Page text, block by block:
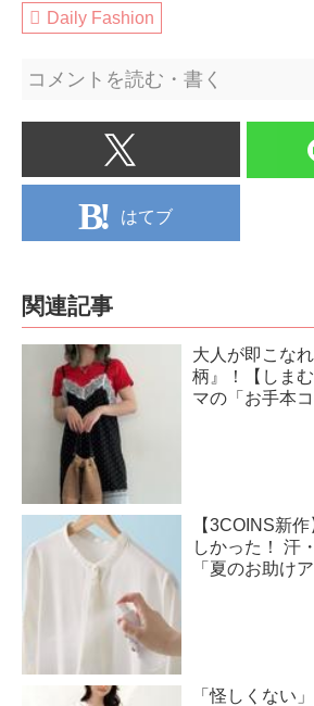
Daily Fashion
コメントを読む・書く
はてブ
関連記事
大人が即こな
柄』！【しま
マの「お手本コ
【3COINS新
しかった！ 汗
「夏のお助け
「怪しくない